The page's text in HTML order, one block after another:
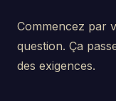
Commencez par
question. Ça
des exigences.